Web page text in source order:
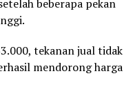
beberapa pekan
tekanan jual tidak
mendorong harga